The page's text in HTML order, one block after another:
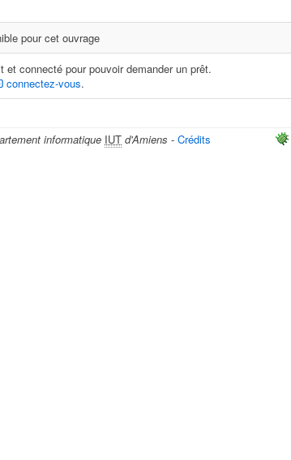
pour cet ouvrage
et connecté pour pouvoir demander un prêt.
connectez-vous.
informatique IUT d'Amiens - Crédits